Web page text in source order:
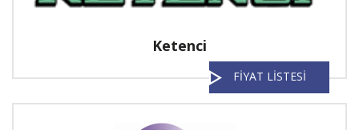
Ketenci
FİYAT LİSTESİ